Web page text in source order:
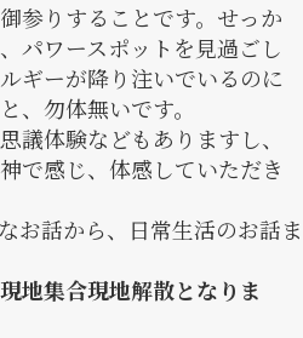
参りすることです。せっか
パワースポットを見過ごし
ギーが降り注いでいるのに
、勿体無いです。
議体験などもありますし、
で感じ、体感していただき
お話から、日常生活のお話ま
地集合現地解散となりま